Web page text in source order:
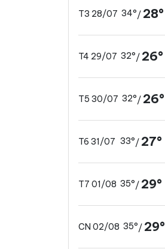
T3 28/07 34°/ 28°
T4 29/07 32°/ 26°
T5 30/07 32°/ 26°
T6 31/07 33°/ 27°
T7 01/08 35°/ 29°
CN 02/08 35°/ 29°